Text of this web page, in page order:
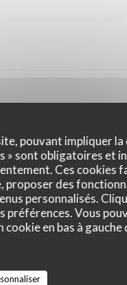
pouvant impliquer la
» sont obligatoires et
Ces cookies
des
personnalisés.
préférences. Vous
en bas à gauche
dessert